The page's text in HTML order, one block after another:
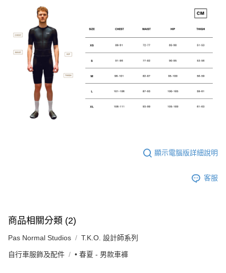
顯示電腦版詳細說明
客服
商品相關分類 (2)
Pas Normal Studios T.K.O. 設計師系列
自行車服飾及配件 • 春夏 - 男款車褲